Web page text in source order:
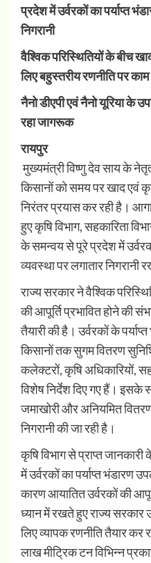
प्रदेश में उर्वरकों का पर्याप्त
निगरानी
वैश्विक परिस्थितियों के बीच
लिए बहुस्तरीय रणनीति पर काम
नैनो डीएपी एवं नैनो यूरिया के
रहा जागरूक
रायपुर
मुख्यमंत्री विष्णु देव साय के
किसानों को समय पर खाद एवं
निरंतर प्रयास कर रही है।
हुए कृषि विभाग, सहकारिता
के समन्वय से पूरे प्रदेश में
व्यवस्था पर लगातार निगरानी
राज्य सरकार ने वैश्विक
की आपूर्ति प्रभावित होने की
तैयारी की है। उर्वरकों के
किसानों तक सुगम वितरण
कलेक्टरों, कृषि अधिकारियों,
विशेष निर्देश दिए गए हैं। इसके
जमाखोरी और अनियमित
निगरानी की जा रही है।
कृषि विभाग से प्राप्त
में उर्वरकों का पर्याप्त भंडारण
कारण आयातित उर्वरकों की
ध्यान में रखते हुए राज्य सरकार
लिए व्यापक रणनीति तैयार कर
लाख मीट्रिक टन विभिन्न